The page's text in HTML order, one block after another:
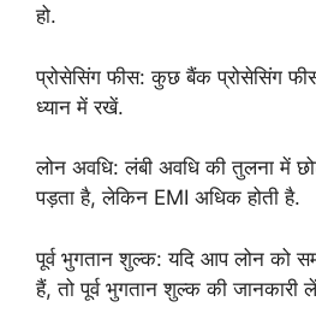
हो.
प्रोसेसिंग फीस: कुछ बैंक प्रोसेसिंग
ध्यान में रखें.
लोन अवधि: लंबी अवधि की तुलना में
पड़ता है, लेकिन EMI अधिक होती है.
पूर्व भुगतान शुल्क: यदि आप लोन को
हैं, तो पूर्व भुगतान शुल्क की जानकारी